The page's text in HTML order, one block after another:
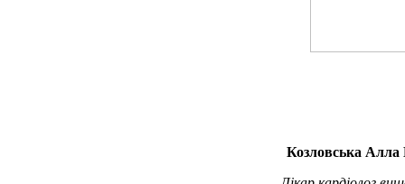
Козловська Алла